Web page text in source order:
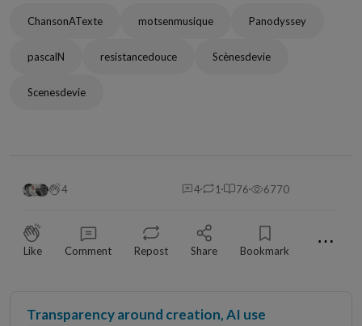
ChansonATexte motsenmusique Panodyssey
pascalN resistancedouce Scènesdevie
Scenesdevie
4 4 1 76 6770
Like Comment Repost Share Bookmark ⋯
Transparency around creation, AI use